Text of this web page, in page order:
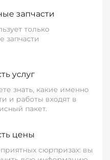
запчасти
только
запчасти
услуг
знать, какие именно
и работы входят в
пакет.
цены
сюрпризах: вы